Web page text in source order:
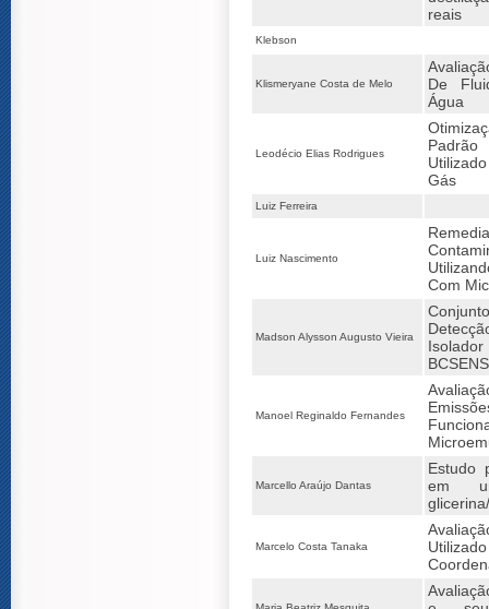
reais
Klebson
Klismeryane Costa de Melo
De
Água
Leodécio Elias Rodrigues
Gás
Luiz Ferreira
Luiz Nascimento
Com
Madson Alysson Augusto Vieira
Manoel Reginaldo Fernandes
Marcello Araújo Dantas
Estudo
em
Marcelo Costa Tanaka